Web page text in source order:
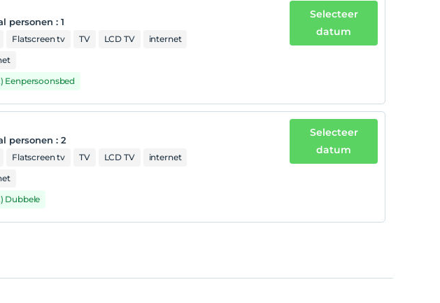
personen :1
Flatscreen tv TV LCD TV
internet
Eenpersoonsbed
Selecteer
datum
personen :2
Flatscreen tv TV LCD TV
internet
Dubbele
Selecteer
datum